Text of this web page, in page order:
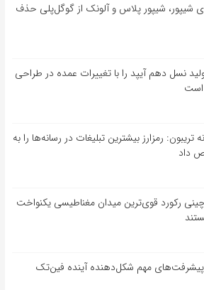
شیپور، شیپور پلاس و آلونک از گوگل‌پلی حذف
نسل دهم آیپد را با تغییرات عمده در طراحی
است
تریبون: رمزارز بیشترین تبلیغات در رسانه‌ها را به
داد
رکورد قوی‌ترین میدان مغناطیسی یکنواخت
پیشرفت‌های مهم شکل‌دهنده آینده فین‌تک